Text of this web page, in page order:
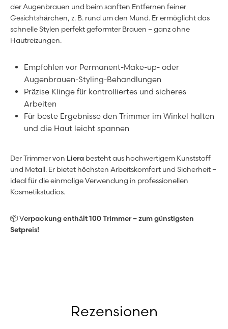
der Augenbrauen und beim sanften Entfernen feiner
Gesichtshärchen, z. B. rund um den Mund. Er ermöglicht das
schnelle Stylen perfekt geformter Brauen – ganz ohne
Hautreizungen.
Empfohlen vor Permanent-Make-up- oder
Augenbrauen-Styling-Behandlungen
Präzise Klinge für kontrolliertes und sicheres
Arbeiten
Für beste Ergebnisse den Trimmer im Winkel halten
und die Haut leicht spannen
Der Trimmer von Liera besteht aus hochwertigem Kunststoff
und Metall. Er bietet höchsten Arbeitskomfort und Sicherheit –
ideal für die einmalige Verwendung in professionellen
Kosmetikstudios.
📦Verpackung enthält 100 Trimmer – zum günstigsten
Setpreis!
Rezensionen